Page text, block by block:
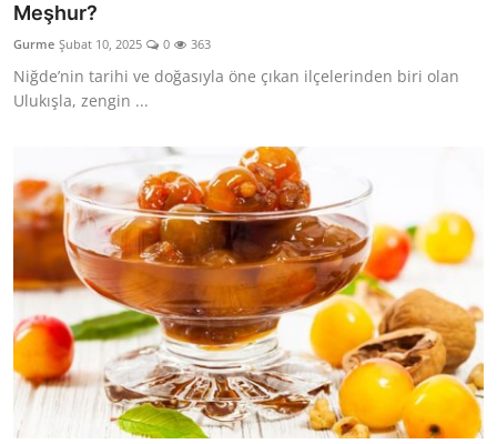
Meşhur?
Gurme Şubat 10, 2025 0 363
Niğde’nin tarihi ve doğasıyla öne çıkan ilçelerinden biri olan
Ulukışla, zengin ...